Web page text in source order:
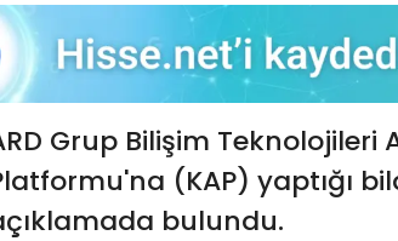
Grup Bilişim Teknolojileri
(KAP) yaptığı
bulundu.